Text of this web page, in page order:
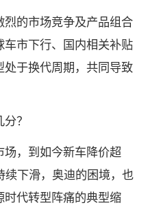
的市场竞争及产品组合
市下行、国内相关补贴
于换代周期，共同导致
？
，到如今新车降价超
下滑，奥迪的困境，也
代转型阵痛的典型缩